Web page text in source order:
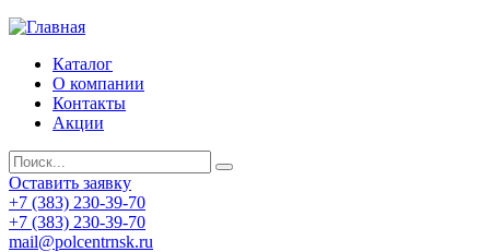
Каталог
О компании
Контакты
Акции
Оставить заявку
+7 (383) 230-39-70
+7 (383) 230-39-70
mail@polcentrnsk.ru